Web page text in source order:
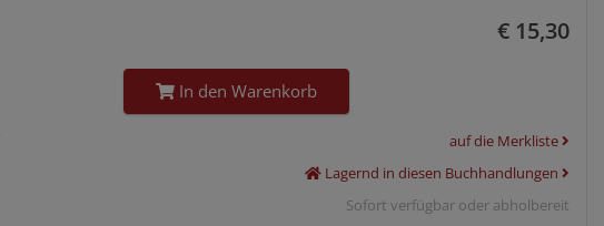
€ 15,30
In den Warenkorb
auf die Merkliste
Lagernd in diesen Buchhandlungen
Sofort verfügbar oder abholbereit